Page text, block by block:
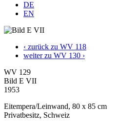
DE
EN
‹ zurück zu WV 118
weiter zu WV 130 ›
WV 129
Bild E VII
1953
Eitempera/Leinwand, 80 x 85 cm
Privatbesitz, Schweiz